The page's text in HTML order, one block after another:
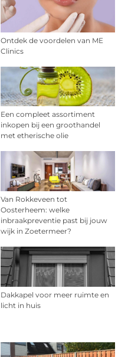
Ontdek de voordelen van ME
Clinics
Een compleet assortiment
inkopen bij een groothandel
met etherische olie
Van Rokkeveen tot
Oosterheem: welke
inbraakpreventie past bij jouw
wijk in Zoetermeer?
Dakkapel voor meer ruimte en
licht in huis